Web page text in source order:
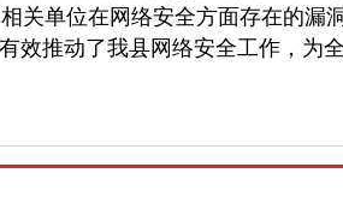
单位在网络安全方面存在的漏
效推动了我县网络安全工作，为